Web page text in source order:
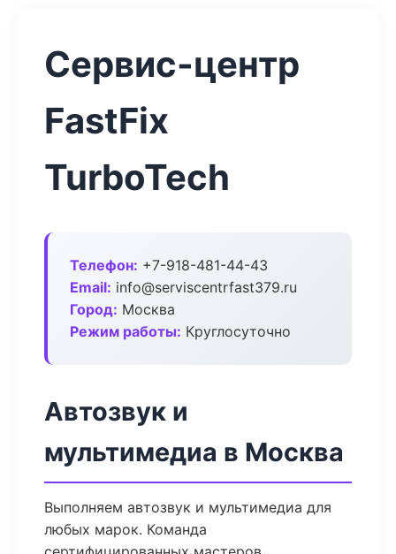
Сервис-центр
FastFix
TurboTech
Телефон: +7-918-481-44-43
Email: info@serviscentrfast379.ru
Город: Москва
Режим работы: Круглосуточно
Автозвук и
мультимедиа в Москва
Выполняем автозвук и мультимедиа для
любых марок. Команда